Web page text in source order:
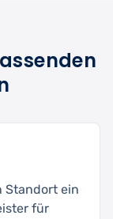
Standort ein
für